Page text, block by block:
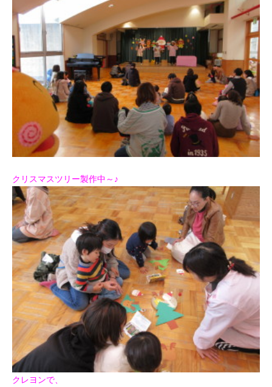
クリスマスツリー製作中～♪
クレヨンで、